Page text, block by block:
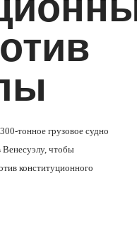
300-тонное грузовое судно
Венесуэлу, чтобы
конституционного